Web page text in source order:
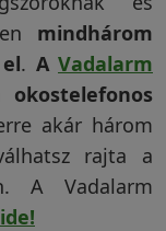
mindhárom
. A Vadalarm
okostelefonos
akár három
rajta a
A Vadalarm